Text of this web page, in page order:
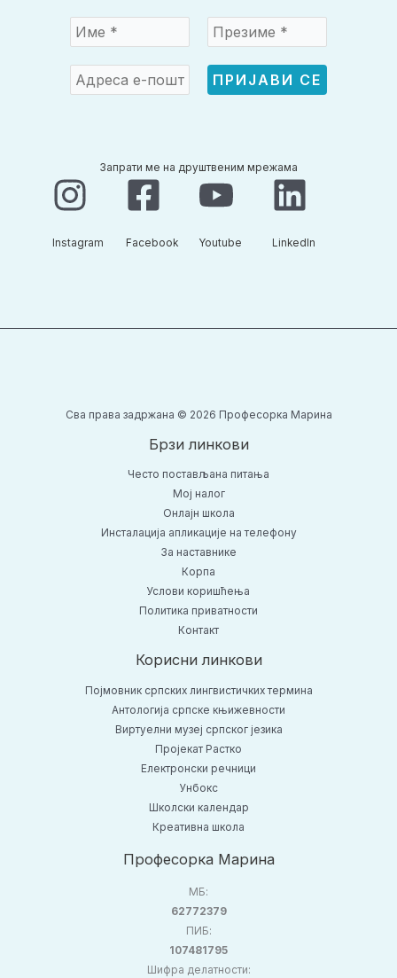
Запрати ме на друштвеним мрежама
Instagram​ Facebook​ Youtube​ LinkedIn​
Сва права задржана © 2026 Професорка Марина
Брзи линкови
Често постављана питања
Moj налог
Онлајн школа
Инсталација апликације на телефону
За наставнике
Корпа
Услови коришћења
Политика приватности
Контакт
Корисни линкови
Појмовник српских лингвистичких термина
Антологија српске књижевности
Виртуелни музеј српског језика
Пројекат Растко
Електронски речници
Унбокс
Школски календар
Креативна школа
Професорка Марина
МБ:
62772379
ПИБ:
107481795
Шифра делатности: